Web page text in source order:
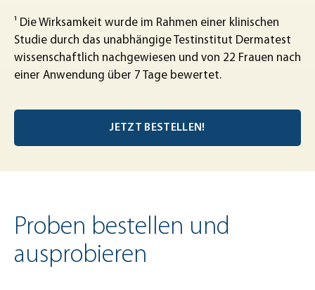
¹ Die Wirksamkeit wurde im Rahmen einer klinischen
Studie durch das unabhängige Testinstitut Dermatest
wissenschaftlich nachgewiesen und von 22 Frauen nach
einer Anwendung über 7 Tage bewertet.
JETZT BESTELLEN!
Proben bestellen und
ausprobieren